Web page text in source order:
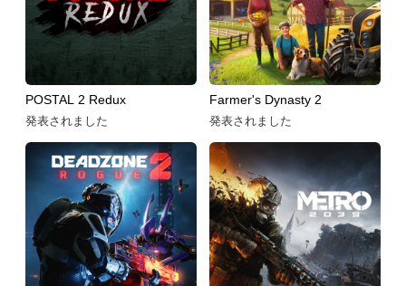
POSTAL 2 Redux
発表されました
Farmer's Dynasty 2
発表されました